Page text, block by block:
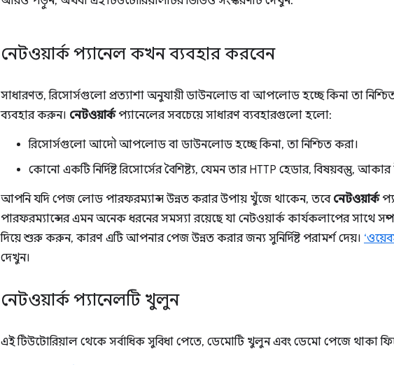
নেটওয়ার্ক প্যানেল কখন ব্যবহার করবেন
সাধারণত, রিসোর্সগুলো প্রত্যাশা অনুযায়ী ডাউনলোড বা আপলোড হচ্ছে কিনা তা
ব্যবহার করুন। নেটওয়ার্কপ্যানেলের সবচেয়ে সাধারণ ব্যবহারগুলো হলো:
রিসোর্সগুলো আদৌ আপলোড বা ডাউনলোড হচ্ছে কিনা, তা নিশ্চিত করা।
কোনো একটি নির্দিষ্ট রিসোর্সের বৈশিষ্ট্য, যেমন তার HTTP হেডার, বিষয়বস্তু, আকার
আপনি যদি পেজ লোড পারফরম্যান্স উন্নত করার উপায় খুঁজে থাকেন, তবে নেটওয়ার্ক
পারফরম্যান্সের এমন অনেক ধরনের সমস্যা রয়েছে যা নেটওয়ার্ক কার্যকলাপের সাথে
দিয়ে শুরু করুন, কারণ এটি আপনার পেজ উন্নত করার জন্য সুনির্দিষ্ট পরামর্শ দেয়।
দেখুন।
নেটওয়ার্ক প্যানেলটি খুলুন
এই টিউটোরিয়াল থেকে সর্বাধিক সুবিধা পেতে, ডেমোটি খুলুন এবং ডেমো পেজে থাকা